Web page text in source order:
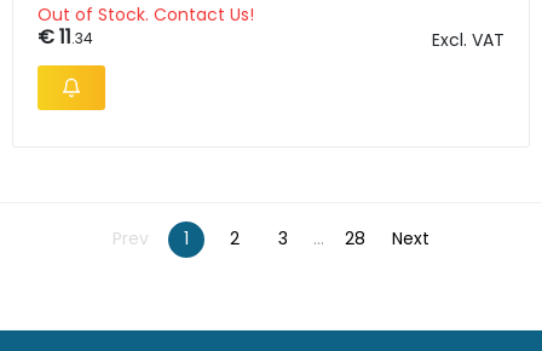
Out of Stock. Contact Us!
€ 11.34 Excl. VAT
Prev 1 2 3 ... 28 Next